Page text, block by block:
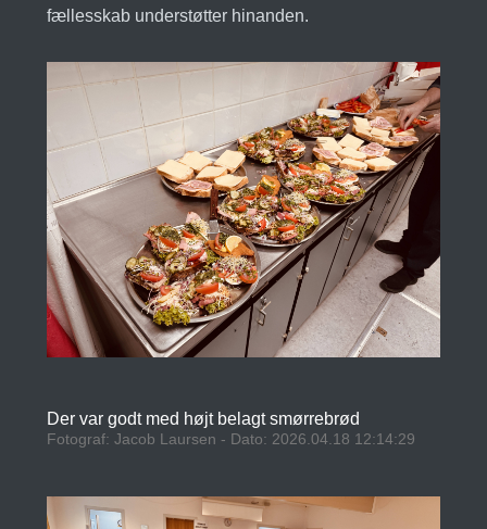
fællesskab understøtter hinanden.
Der var godt med højt belagt smørrebrød
Fotograf: Jacob Laursen - Dato: 2026.04.18 12:14:29